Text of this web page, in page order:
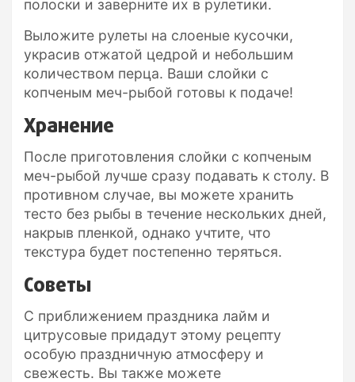
полоски и заверните их в рулетики.
Выложите рулеты на слоеные кусочки,
украсив отжатой цедрой и небольшим
количеством перца. Ваши слойки с
копченым меч-рыбой готовы к подаче!
Хранение
После приготовления слойки с копченым
меч-рыбой лучше сразу подавать к столу. В
противном случае, вы можете хранить
тесто без рыбы в течение нескольких дней,
накрыв пленкой, однако учтите, что
текстура будет постепенно теряться.
Советы
С приближением праздника лайм и
цитрусовые придадут этому рецепту
особую праздничную атмосферу и
свежесть. Вы также можете